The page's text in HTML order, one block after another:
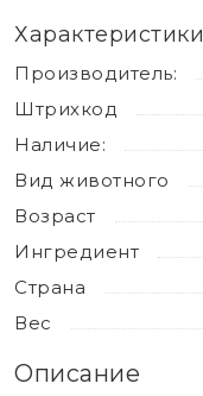
Характеристики
Производитель:
Штрихкод
Наличие:
Вид животного
Возраст
Ингредиент
Страна
Вес
Описание